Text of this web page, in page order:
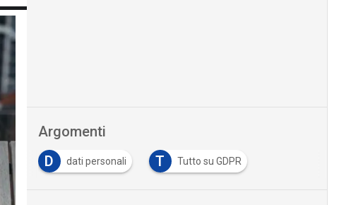
Argomenti
D
dati personali T Tutto su GDPR